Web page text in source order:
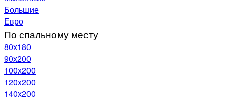
Большие
Евро
По спальному месту
80х180
90х200
100х200
120x200
140х200